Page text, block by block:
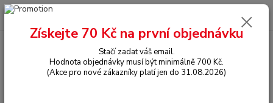
0,00 Kč
Získejte 70 Kč na první objednávku
Stačí zadat váš email.
Hodnota objednávky musí být minimálně 700 Kč.
(Akce pro nové zákazníky platí jen do 31.08.2026)